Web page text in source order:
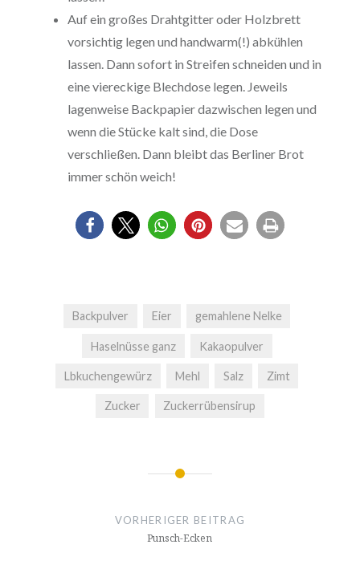
Auf ein großes Drahtgitter oder Holzbrett
vorsichtig legen und handwarm(!) abkühlen
lassen. Dann sofort in Streifen schneiden und in
eine viereckige Blechdose legen. Jeweils
lagenweise Backpapier dazwischen legen und
wenn die Stücke kalt sind, die Dose
verschließen. Dann bleibt das Berliner Brot
immer schön weich!
Backpulver Eier gemahlene Nelke
Haselnüsse ganz Kakaopulver
Lbkuchengewürz Mehl Salz Zimt
Zucker Zuckerrübensirup
NavigationVORHERIGER BEITRAG
Punsch-Ecken